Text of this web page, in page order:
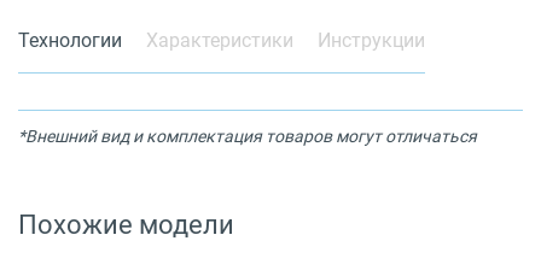
Технологии Характеристики Инструкции
*Внешний вид и комплектация товаров могут отличаться
Похожие модели